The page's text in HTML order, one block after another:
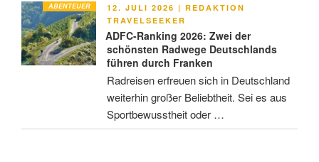
ABENTEUER
VERÖFFENTLICHT
AM
12. JULI 2026 | REDAKTION
TRAVELSEEKER
ADFC-Ranking 2026: Zwei der
schönsten Radwege Deutschlands
führen durch Franken
Radreisen erfreuen sich in Deutschland
weiterhin großer Beliebtheit. Sei es aus
Sportbewusstheit oder …